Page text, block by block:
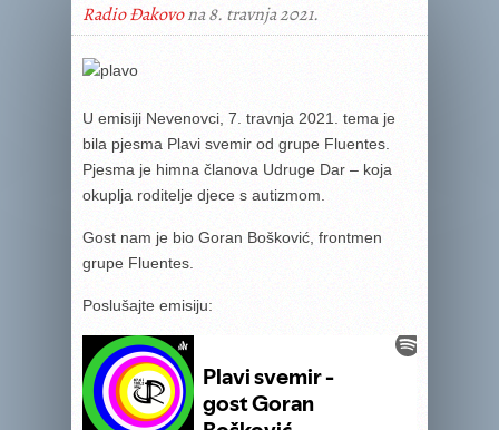
Radio Đakovona 8. travnja 2021.
U emisiji Nevenovci, 7. travnja 2021. tema je
bila pjesma Plavi svemir od grupe Fluentes.
Pjesma je himna članova Udruge Dar – koja
okuplja roditelje djece s autizmom.
Gost nam je bio Goran Bošković, frontmen
grupe Fluentes.
Poslušajte emisiju: